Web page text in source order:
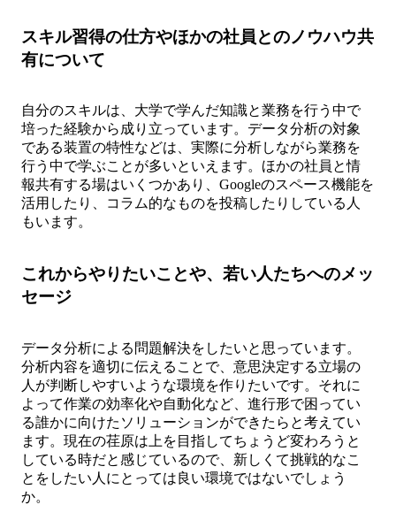
スキル習得の仕方やほかの社員とのノウハウ共
有について
自分のスキルは、大学で学んだ知識と業務を行う中で
培った経験から成り立っています。データ分析の対象
である装置の特性などは、実際に分析しながら業務を
行う中で学ぶことが多いといえます。ほかの社員と情
報共有する場はいくつかあり、Googleのスペース機能を
活用したり、コラム的なものを投稿したりしている人
もいます。
これからやりたいことや、若い人たちへのメッ
セージ
データ分析による問題解決をしたいと思っています。
分析内容を適切に伝えることで、意思決定する立場の
人が判断しやすいような環境を作りたいです。それに
よって作業の効率化や自動化など、進行形で困ってい
る誰かに向けたソリューションができたらと考えてい
ます。現在の荏原は上を目指してちょうど変わろうと
している時だと感じているので、新しくて挑戦的なこ
とをしたい人にとっては良い環境ではないでしょう
か。